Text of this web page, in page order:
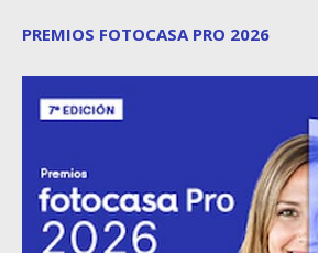
PREMIOS FOTOCASA PRO 2026